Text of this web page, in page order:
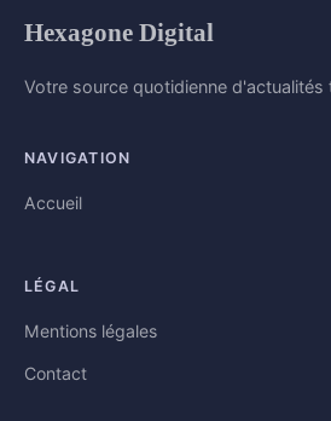
Hexagone Digital
Votre source quotidienne d'actualités
NAVIGATION
Accueil
LÉGAL
Mentions légales
Contact